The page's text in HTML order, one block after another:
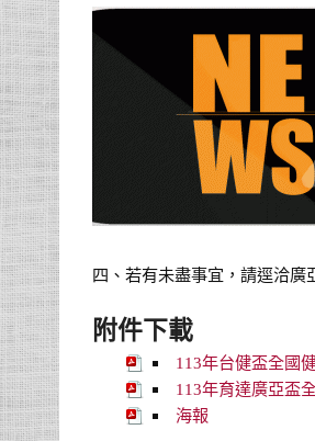
四、若有未盡事宜，請逕洽廣
附件下載
113年台健盃全國
113年育達廣亞盃
海報